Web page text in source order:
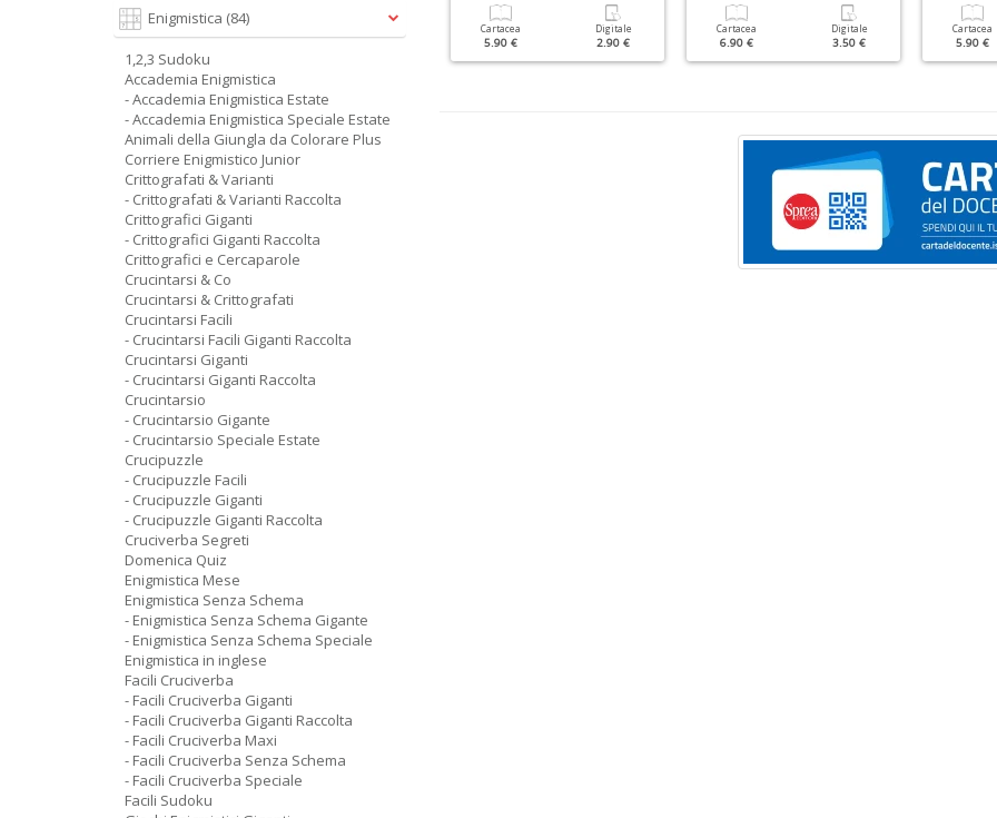
Digitale
1.50 €
Cartacea
3.50 € 1.90 €
Cartacea
5.90 €
Digitale
2.90 €
Cartacea
6.90 €
Digitale
3.50 €
Cartacea
5.90 €
Enigmistica (84)
1,2,3 Sudoku
Accademia Enigmistica
- Accademia Enigmistica Estate
- Accademia Enigmistica Speciale Estate
Animali della Giungla da Colorare Plus
Corriere Enigmistico Junior
Crittografati & Varianti
- Crittografati & Varianti Raccolta
Crittografici Giganti
- Crittografici Giganti Raccolta
Crittografici e Cercaparole
Crucintarsi & Co
Crucintarsi & Crittografati
Crucintarsi Facili
- Crucintarsi Facili Giganti Raccolta
Crucintarsi Giganti
- Crucintarsi Giganti Raccolta
Crucintarsio
- Crucintarsio Gigante
- Crucintarsio Speciale Estate
Crucipuzzle
- Crucipuzzle Facili
- Crucipuzzle Giganti
- Crucipuzzle Giganti Raccolta
Cruciverba Segreti
Domenica Quiz
Enigmistica Mese
Enigmistica Senza Schema
- Enigmistica Senza Schema Gigante
- Enigmistica Senza Schema Speciale
Enigmistica in inglese
Facili Cruciverba
- Facili Cruciverba Giganti
- Facili Cruciverba Giganti Raccolta
- Facili Cruciverba Maxi
- Facili Cruciverba Senza Schema
- Facili Cruciverba Speciale
Facili Sudoku